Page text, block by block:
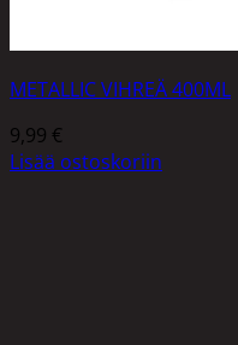
METALLIC VIHREÄ 400ML
9,99 €
Lisää ostoskoriin